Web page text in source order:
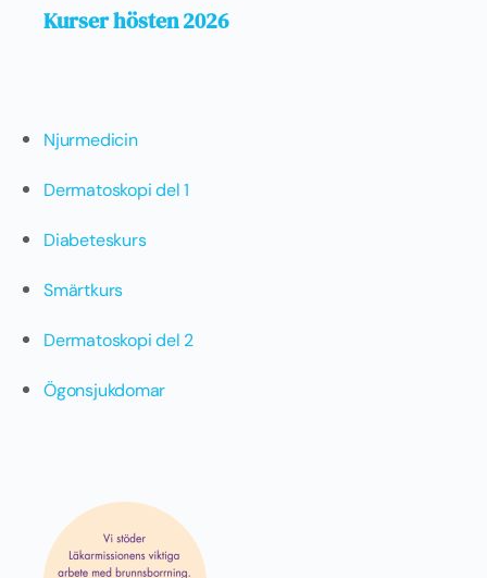
Kurser hösten 2026
Njurmedicin
Dermatoskopi del 1
Diabeteskurs
Smärtkurs
Dermatoskopi del 2
Ögonsjukdomar